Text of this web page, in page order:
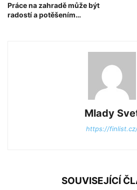
Práce na zahradě může být
radostí a potěšením…
Mlady
https://
SOUVISEJÍCÍ